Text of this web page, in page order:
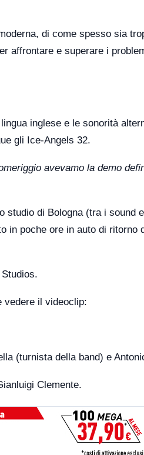
di come spesso sia
affrontare e superare i
inglese e le sonorità
gli Ice-Angels 32.
avevamo la demo
studio di Bologna (tra i sound
in poche ore in auto di ritorno
vedere il videoclip:
(turnista della band) e
Clemente.